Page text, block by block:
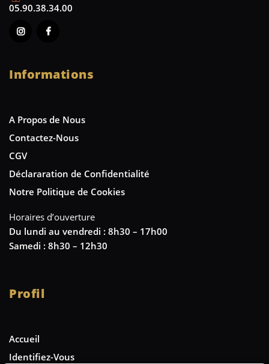
05.90.38.34.00
Informations
A Propos de Nous
Contactez-Nous
CGV
Déclararation de Confidentialité
Notre Politique de Cookies
Horaires d’ouverture
Du lundi au vendredi : 8h30 – 17h00
Samedi : 8h30 – 12h30
Profil
Accueil
Identifiez-Vous